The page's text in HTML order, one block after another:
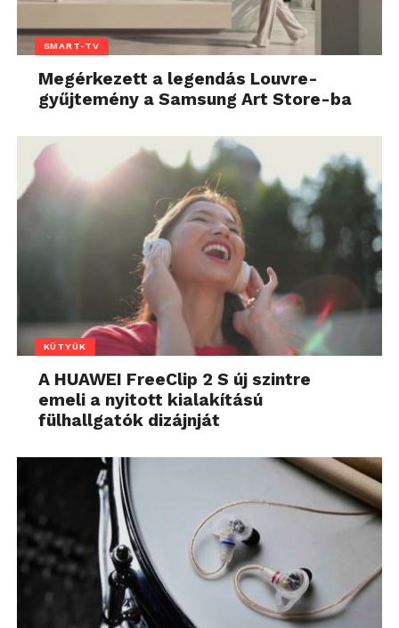
SMART-TV
Megérkezett a legendás Louvre-
gyűjtemény a Samsung Art Store-ba
KÜTYÜK
A HUAWEI FreeClip 2 S új szintre
emeli a nyitott kialakítású
fülhallgatók dizájnját